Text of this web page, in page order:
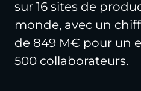
sur 16 sites de
monde, avec un
de 849 M€ pour un
500 collaborateurs.